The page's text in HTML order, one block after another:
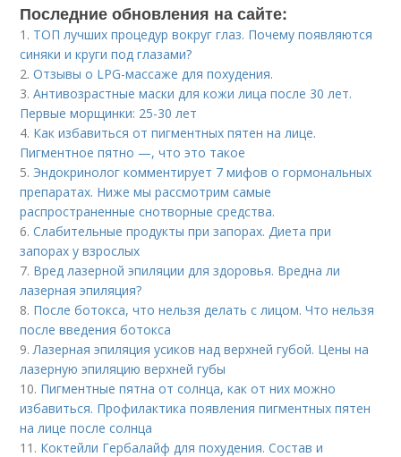
Последние обновления на сайте:
1. ТОП лучших процедур вокруг глаз. Почему появляются
синяки и круги под глазами?
2.Отзывы о LPG-массаже для похудения.
3.Антивозрастные маски для кожи лица после 30 лет.
Первые морщинки: 25-30 лет
4. Как избавиться от пигментных пятен на лице.
Пигментное пятно —, что это такое
5. Эндокринолог комментирует 7 мифов о гормональных
препаратах. Ниже мы рассмотрим самые
распространенные снотворные средства.
6.Слабительные продукты при запорах. Диета при
запорах у взрослых
7. Вред лазерной эпиляции для здоровья. Вредна ли
лазерная эпиляция?
8. После ботокса, что нельзя делать с лицом. Что нельзя
после введения ботокса
9. Лазерная эпиляция усиков над верхней губой. Цены на
лазерную эпиляцию верхней губы
10. Пигментные пятна от солнца, как от них можно
избавиться. Профилактика появления пигментных пятен
на лице после солнца
11. Коктейли Гербалайф для похудения. Состав и